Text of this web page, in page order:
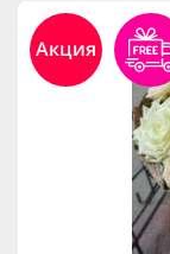
Акция